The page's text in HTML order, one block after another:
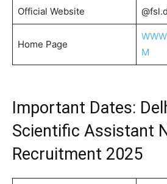
Official Website
Home Page
M
Important Dates:
Scientific Assistant
Recruitment 2025